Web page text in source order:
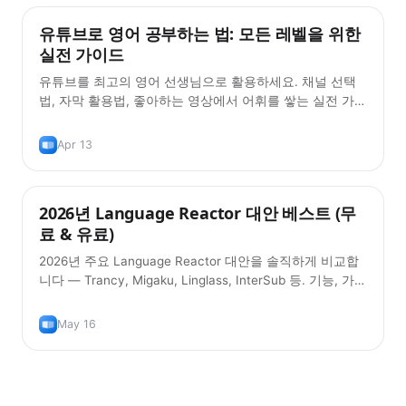
팁
유튜브로 영어 공부하는 법: 모든 레벨을 위한
실전 가이드
유튜브를 최고의 영어 선생님으로 활용하세요. 채널 선택
법, 자막 활용법, 좋아하는 영상에서 어휘를 쌓는 실전 가이
Apr 13
팁
2026년 Language Reactor 대안 베스트 (무
료 & 유료)
2026년 주요 Language Reactor 대안을 솔직하게 비교합
니다 — Trancy, Migaku, Linglass, InterSub 등. 기능, 가
May 16